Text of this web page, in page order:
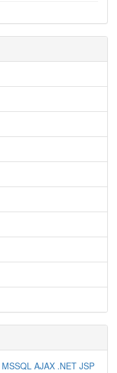
MSSQL AJAX .NET JSP